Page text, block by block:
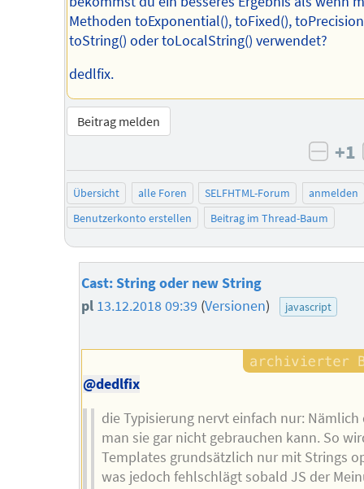
Methoden toExponential(), toFixed(),
toString() oder toLocalString() verwendet?
dedlfix.
Beitrag melden
+1
Übersicht alle Foren SELFHTML-Forum
anmelden
Benutzerkonto erstellen
Beitrag im Thread-Baum
Cast: String oder new String
pl 13.12.2018 09:39 (Versionen) javascript
@dedlfix
die Typisierung nervt einfach nur: Nämlich
man sie gar nicht gebrauchen kann. So
Templates grundsätzlich nur mit Strings
was jedoch fehlschlägt sobald JS der